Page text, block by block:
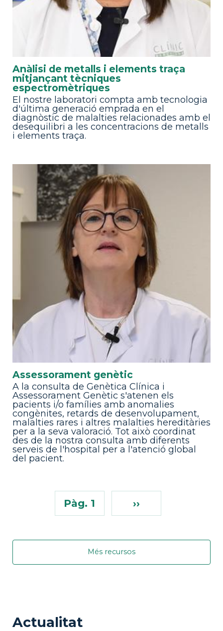
Anàlisi de metalls i elements traça
mitjançant tècniques
espectromètriques
El nostre laboratori compta amb tecnologia
d'última generació emprada en el
diagnòstic de malalties relacionades amb el
desequilibri a les concentracions de metalls
i elements traça.
Assessorament genètic
A la consulta de Genètica Clínica i
Assessorament Genètic s'atenen els
pacients i/o famílies amb anomalies
congènites, retards de desenvolupament,
malalties rares i altres malalties hereditàries
per a la seva valoració. Tot això coordinat
des de la nostra consulta amb diferents
serveis de l'hospital per a l'atenció global
del pacient.
Pàg. 1 ››
Més recursos
Actualitat